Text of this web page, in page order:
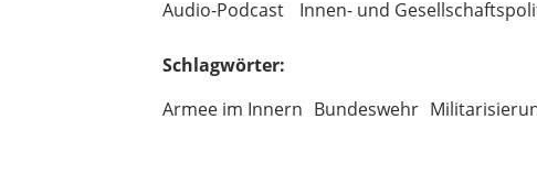
Audio-Podcast
Innen- und
Schlagwörter:
Armee im Innern Bundeswehr